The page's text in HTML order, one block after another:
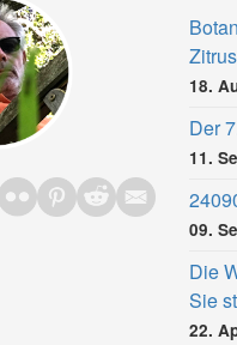
18.
Der
11.
09.
Die
Sie
22.